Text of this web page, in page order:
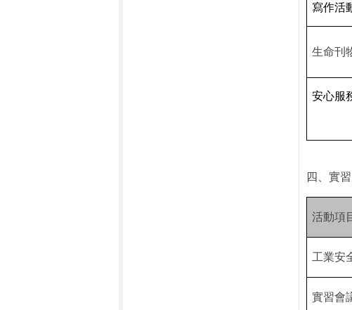
寫作活
生命刊
安心服
四、實
活動項
工業安
實習會